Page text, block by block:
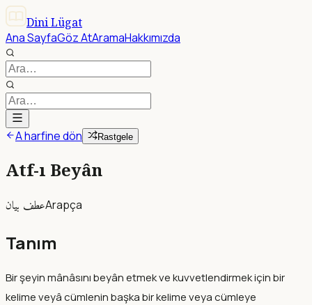
Dini Lügat
Ana SayfaGöz AtAramaHakkımızda
A harfine dön Rastgele
Atf-ı Beyân
عطف بيانArapça
Tanım
Bir şeyin mânâsını beyân etmek ve kuvvetlendirmek için bir
kelime veyâ cümlenin başka bir kelime veya cümleye